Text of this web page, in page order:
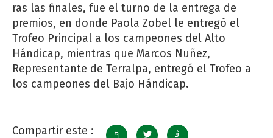
ras las finales, fue el turno de la entrega de
premios, en donde Paola Zobel le entregó el
Trofeo Principal a los campeones del Alto
Hándicap, mientras que Marcos Nuñez,
Representante de Terralpa, entregó el Trofeo a
los campeones del Bajo Hándicap.
Compartir este :